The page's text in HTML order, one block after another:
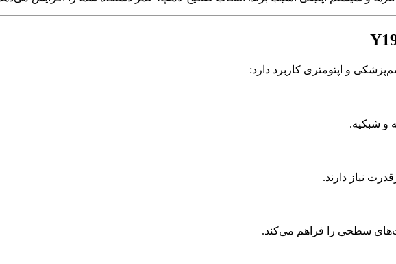
و شبکیه.
نیاز دارند.
سطحی را فراهم می‌کند.